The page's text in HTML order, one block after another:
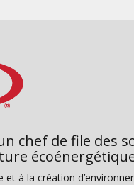
chef de file des
à la création